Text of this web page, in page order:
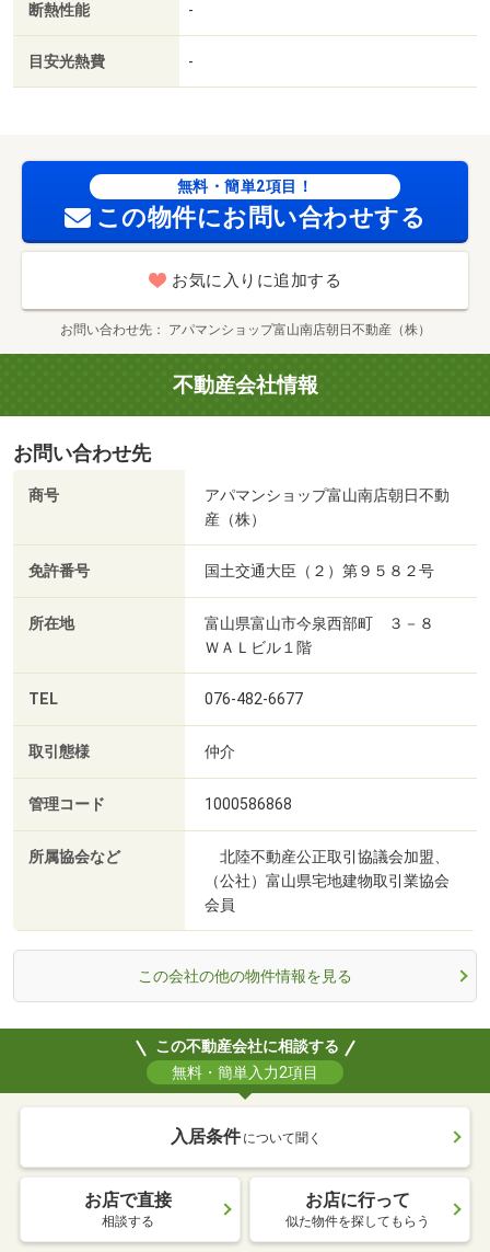
ｍ／クスリのアオキ富山本郷店（ドラッグストア）まで２
０８ｍ／ファミリーマート（コンビニ）まで４３７ｍ／本
郷町保育園（幼稚園・保育園）まで４４４ｍ／ＤＣＭカー
断熱性能 -
目安光熱費 -
無料・簡単2項目！
この物件にお問い合わせする
お気に入りに追加する
お問い合わせ先 アパマンショップ富山南店朝日不動産（株）
不動産会社情報
お問い合わせ先
商号
アパマンショップ富山南店朝日不動
産（株）
免許番号 国土交通大臣（２）第９５８２号
所在地
富山県富山市今泉西部町 ３－８
ＷＡＬビル１階
TEL 076-482-6677
取引態様 仲介
管理コード 1000586868
所属協会など
北陸不動産公正取引協議会加盟、
（公社）富山県宅地建物取引業協会
会員
この会社の他の物件情報を見る
この不動産会社に相談する
無料・簡単入力2項目
入居条件 について聞く
お店で直接
相談する
お店に行って
似た物件を探してもらう